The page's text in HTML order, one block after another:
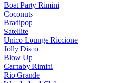
Boat Party Rimini
Coconuts
Bradipop
Satellite
Unico Lounge Riccione
Jolly Disco
Blow Up
Carnaby Rimini
Rio Grande